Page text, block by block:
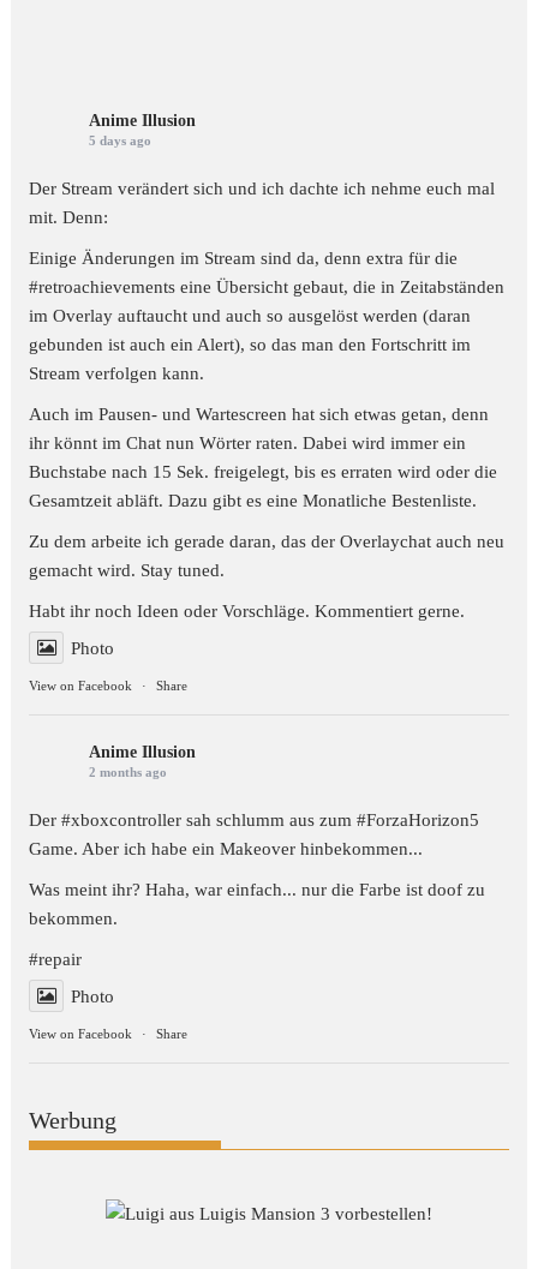
Anime Illusion
5 days ago
Der Stream verändert sich und ich dachte ich nehme euch mal
mit. Denn:
Einige Änderungen im Stream sind da, denn extra für die
#retroachievements eine Übersicht gebaut, die in Zeitabständen
im Overlay auftaucht und auch so ausgelöst werden (daran
gebunden ist auch ein Alert), so das man den Fortschritt im
Stream verfolgen kann.
Auch im Pausen- und Wartescreen hat sich etwas getan, denn
ihr könnt im Chat nun Wörter raten. Dabei wird immer ein
Buchstabe nach 15 Sek. freigelegt, bis es erraten wird oder die
Gesamtzeit abläft. Dazu gibt es eine Monatliche Bestenliste.
Zu dem arbeite ich gerade daran, das der Overlaychat auch neu
gemacht wird. Stay tuned.
Habt ihr noch Ideen oder Vorschläge. Kommentiert gerne.
Photo
View on Facebook · Share
Anime Illusion
2 months ago
Der #xboxcontroller sah schlumm aus zum#ForzaHorizon5
Game. Aber ich habe ein Makeover hinbekommen...
Was meint ihr? Haha, war einfach... nur die Farbe ist doof zu
bekommen.
#repair
Photo
View on Facebook · Share
Werbung